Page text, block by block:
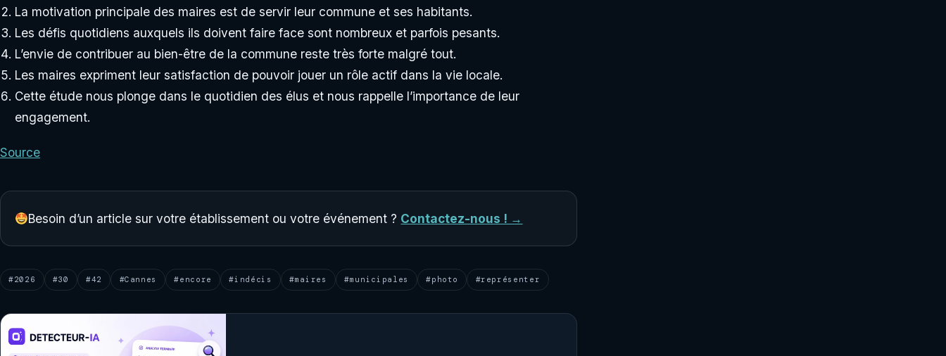
La motivation principale des maires est de servir leur commune et ses habitants.
Les défis quotidiens auxquels ils doivent faire face sont nombreux et parfois pesants.
L’envie de contribuer au bien-être de la commune reste très forte malgré tout.
Les maires expriment leur satisfaction de pouvoir jouer un rôle actif dans la vie locale.
Cette étude nous plonge dans le quotidien des élus et nous rappelle l’importance de leur
engagement.
Source
Besoin d’un article sur votre établissement ou votre événement ? Contactez-nous ! →
#2026 #30 #42 #Cannes #encore #indécis #maires #municipales #photo #représenter